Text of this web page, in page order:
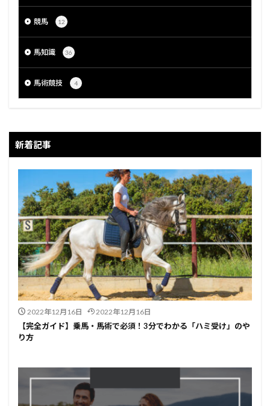
競馬 12
馬知識 36
馬術競技 4
新着記事
2022年12月16日 2022年12月16日
【完全ガイド】乗馬・馬術で必須！3分でわかる「ハミ受け」のや
り方